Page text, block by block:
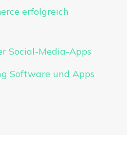
erfolgreich
Social-Media-Apps
Software und Apps